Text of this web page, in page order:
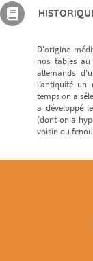
D'origine
nos tables
allemands
l’antiquité
temps on a
a développé
(dont on a
voisin du